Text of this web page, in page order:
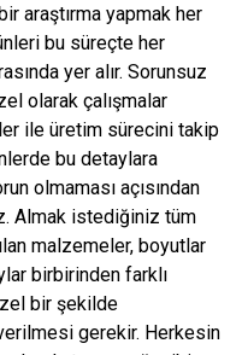
araştırma yapmak her
bu süreçte her
yer alır. Sorunsuz
olarak çalışmalar
ile üretim sürecini takip
bu detaylara
olmaması açısından
Almak istediğiniz tüm
malzemeler, boyutlar
birbirinden farklı
bir şekilde
gerekir. Herkesin